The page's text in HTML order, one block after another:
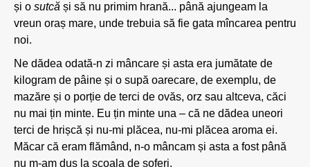
și o sutcă și să nu primim hrană... până ajungeam la
vreun oraș mare, unde trebuia să fie gata mîncarea pentru
noi.
Ne dădea odată-n zi mâncare și asta era jumătate de
kilogram de pâine și o supă oarecare, de exemplu, de
mazăre și o porție de terci de ovăs, orz sau altceva, căci
nu mai țin minte. Eu țin minte una – că ne dădea uneori
terci de hrișcă și nu-mi plăcea, nu-mi plăcea aroma ei.
Măcar că eram flămând, n-o mâncam și asta a fost până
nu m-am dus la școala de șoferi.